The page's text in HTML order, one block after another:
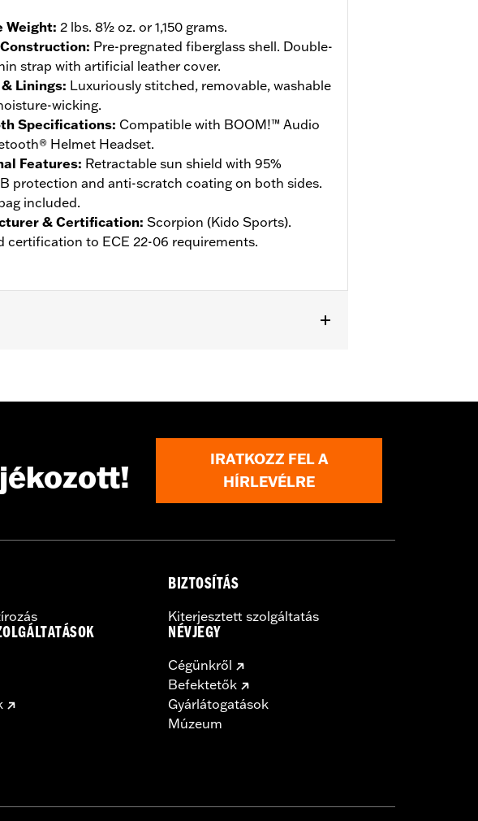
Weight: 2 lbs. 8½ oz. or 1,150 grams.
: Pre-pregnated fiberglass shell. Double-
strap with artificial leather cover.
Linings: Luxuriously stitched, removable, washable
wicking.
Specifications: Compatible with BOOM!™ Audio
Helmet Headset.
Features: Retractable sun shield with 95%
protection and anti-scratch coating on both sides.
included.
& Certification: Scorpion (Kido Sports).
certification to ECE 22-06 requirements.
IRATKOZZ FEL A
HÍRLEVÉLRE
BIZTOSÍTÁS
Kiterjesztett szolgáltatás
NÉVJEGY
Cégünkről
Befektetők
Gyárlátogatások
Múzeum